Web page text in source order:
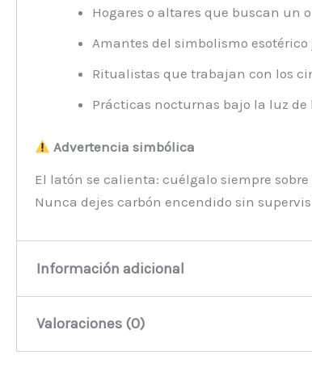
Hogares o altares que buscan un
Amantes del simbolismo
Ritualistas que trabajan con los
Prácticas nocturnas bajo la luz de
Advertencia simbólica
El latón se calienta: cuélgalo siempre
Nunca dejes carbón encendido sin
Información adicional
Peso
Valoraciones (0)